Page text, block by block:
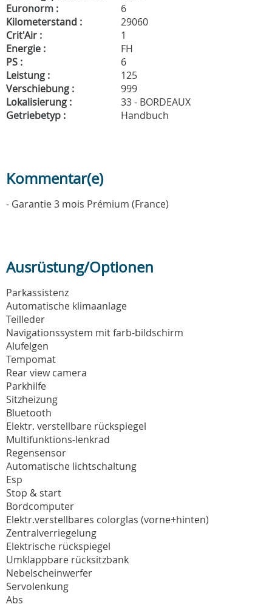
Euronorm :
6
Kilometerstand :
29060
Crit'Air :
1
Energie :
FH
PS :
6
Leistung :
125
Verschiebung :
999
Lokalisierung :
33 - BORDEAUX
Getriebetyp :
Handbuch
Kommentar(e)
- Garantie 3 mois Prémium (France)
Ausrüstung/Optionen
Parkassistenz
Automatische klimaanlage
Teilleder
Navigationssystem mit farb-bildschirm
Alufelgen
Tempomat
Rear view camera
Parkhilfe
Sitzheizung
Bluetooth
Elektr. verstellbare rückspiegel
Multifunktions-lenkrad
Regensensor
Automatische lichtschaltung
Esp
Stop & start
Bordcomputer
Elektr.verstellbares colorglas (vorne+hinten)
Zentralverriegelung
Elektrische rückspiegel
Umklappbare rücksitzbank
Nebelscheinwerfer
Servolenkung
Abs